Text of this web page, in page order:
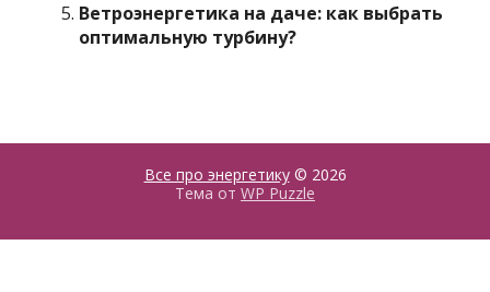
Ветроэнергетика на даче: как выбрать
оптимальную турбину?
Все про энергетику© 2026
Тема от WP Puzzle